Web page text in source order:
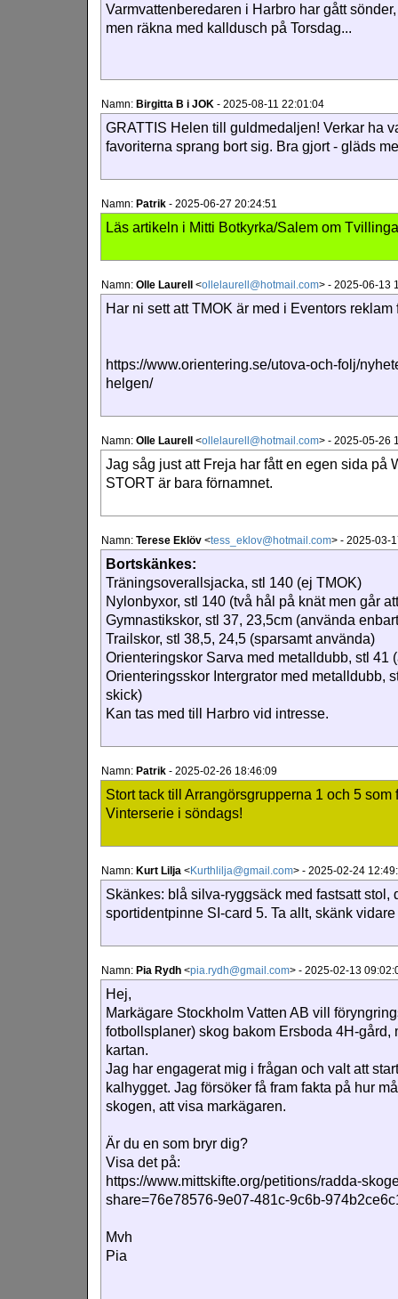
Varmvattenberedaren i Harbro har gått
men räkna med kalldusch på Torsdag...
Namn: Birgitta B i JOK - 2025-08-11 22:01:04
GRATTIS Helen till guldmedaljen! Verkar ha
favoriterna sprang bort sig. Bra gjort - gläds
Namn: Patrik - 2025-06-27 20:24:51
Läs artikeln i Mitti Botkyrka/Salem om
Namn: Olle Laurell <ollelaurell@hotmail.com> - 2025-06-13
Har ni sett att TMOK är med i Eventors
https://www.orientering.se/utova-och-folj/
helgen/
Namn: Olle Laurell <ollelaurell@hotmail.com> - 2025-05-26
Jag såg just att Freja har fått en egen sida på
STORT är bara förnamnet.
Namn: Terese Eklöv <tess_eklov@hotmail.com> - 2025-03-
Bortskänkes:
Träningsoverallsjacka, stl 140 (ej TMOK)
Nylonbyxor, stl 140 (två hål på knät men går
Gymnastikskor, stl 37, 23,5cm (använda
Trailskor, stl 38,5, 24,5 (sparsamt använda)
Orienteringskor Sarva med metalldubb, stl 41
Orienteringsskor Intergrator med metalldubb,
skick)
Kan tas med till Harbro vid intresse.
Namn: Patrik - 2025-02-26 18:46:09
Stort tack till Arrangörsgrupperna 1 och 5
Vinterserie i söndags!
Namn: Kurt Lilja <Kurthlilja@gmail.com> - 2025-02-24
Skänkes: blå silva-ryggsäck med fastsatt stol,
sportidentpinne SI-card 5. Ta allt, skänk
Namn: Pia Rydh <pia.rydh@gmail.com> - 2025-02-13
Hej,
Markägare Stockholm Vatten AB vill
fotbollsplaner) skog bakom Ersboda 4H-gård,
kartan.
Jag har engagerat mig i frågan och valt att
kalhygget. Jag försöker få fram fakta på hur
skogen, att visa markägaren.
Är du en som bryr dig?
Visa det på:
https://www.mittskifte.org/petitions/radda-
share=76e78576-9e07-481c-9c6b-
Mvh
Pia